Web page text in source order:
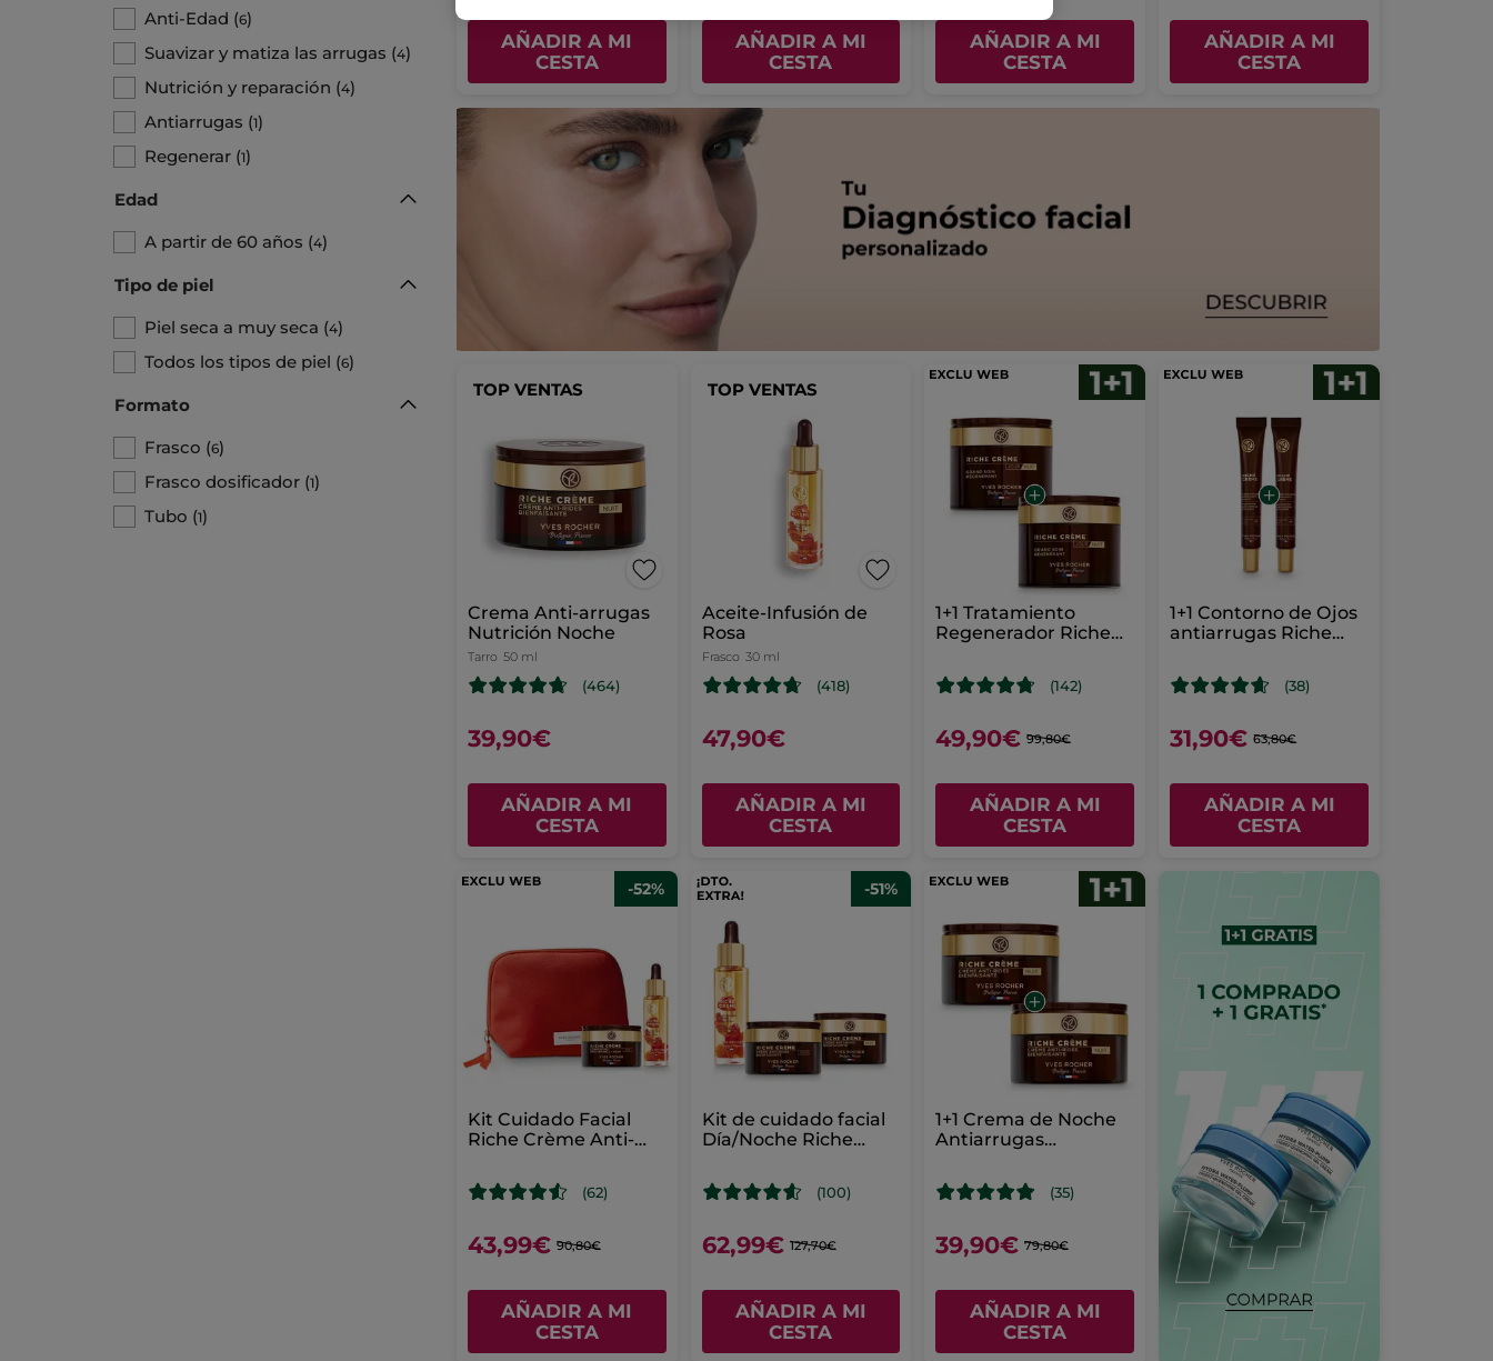
Anti-Edad (6)
Suavizar y matiza las arrugas (4)
Nutrición y reparación (4)
Antiarrugas (1)
Regenerar (1)
Edad
A partir de 60 años (4)
Tipo de piel
Piel seca a muy seca (4)
Todos los tipos de piel (6)
Formato
Frasco (6)
Frasco dosificador (1)
Tubo (1)
AÑADIR A MI
CESTA
AÑADIR A MI
CESTA
AÑADIR A MI
CESTA
AÑADIR A MI
CESTA
TOP VENTAS
Crema Anti-arrugas
Nutrición Noche
Tarro 50 ml
(464)
39,90€
AÑADIR A MI
CESTA
TOP VENTAS
Aceite-Infusión de
Rosa
Frasco 30 ml
(418)
47,90€
AÑADIR A MI
CESTA
1+1 Tratamiento
Regenerador Riche
(142)
49,90€ 99,80€
AÑADIR A MI
CESTA
1+1 Contorno de Ojos
antiarrugas Riche
(38)
31,90€ 63,80€
AÑADIR A MI
CESTA
-52%
Kit Cuidado Facial
Riche Crème Anti-
(62)
43,99€ 90,80€
AÑADIR A MI
CESTA
-51%
Kit de cuidado facial
Día/Noche Riche
(100)
62,99€ 127,70€
AÑADIR A MI
CESTA
1+1 Crema de Noche
Antiarrugas
(35)
39,90€ 79,80€
AÑADIR A MI
CESTA